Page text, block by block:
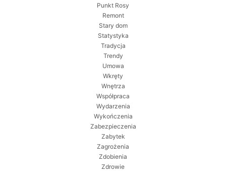
Punkt Rosy
Remont
Stary dom
Statystyka
Tradycja
Trendy
Umowa
Wkręty
Wnętrza
Współpraca
Wydarzenia
Wykończenia
Zabezpieczenia
Zabytek
Zagrożenia
Zdobienia
Zdrowie